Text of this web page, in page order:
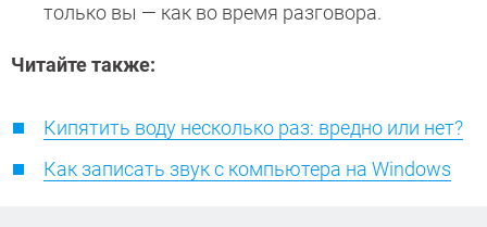
только вы — как во время разговора.
Читайте также:
Кипятить воду несколько раз: вредно или нет?
Как записать звук с компьютера на Windows